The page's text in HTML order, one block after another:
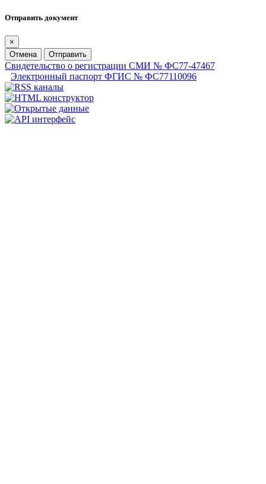
Отправить документ
×
Отмена
Отправить
Свидетельство о регистрации СМИ № ФС77-47467
Электронный паспорт ФГИС № ФС77110096